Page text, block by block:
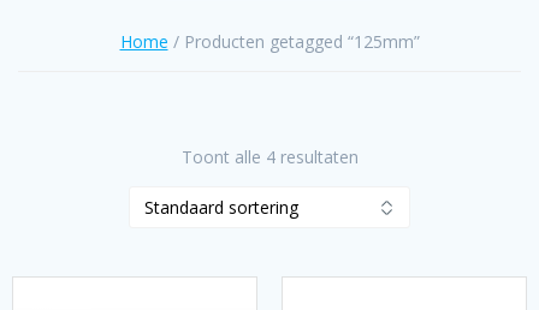
Home / Producten getagged “125mm”
Toont alle 4 resultaten